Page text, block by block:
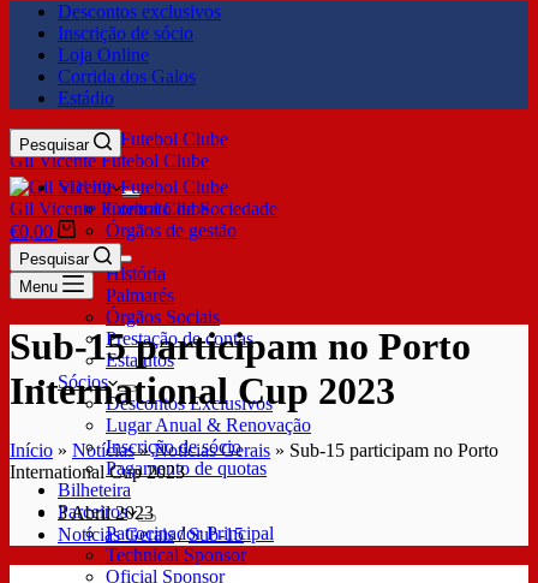
Descontos exclusivos
Inscrição de sócio
Loja Online
Corrida dos Galos
Estádio
Gil Vicente Futebol Clube
Pesquisar
SDUQ
Contrato de Sociedade
Órgãos de gestão
Clube
História
Palmarés
Órgãos Sociais
Prestação de contas
Estatutos
Sócios
Descontos Exclusivos
Lugar Anual & Renovação
Inscrição de sócio
Pagamento de quotas
Bilheteira
Parceiros
Patrocinador Principal
Technical Sponsor
Oficial Sponsor
Gil Vicente Futebol Clube
€0,00
Pesquisar
Menu
Sub-15 participam no Porto
International Cup 2023
Início » Notícias»Notícias Gerais » Sub-15 participam no Porto
International Cup 2023
3 Abril 2023
Notícias Gerais/Sub-15